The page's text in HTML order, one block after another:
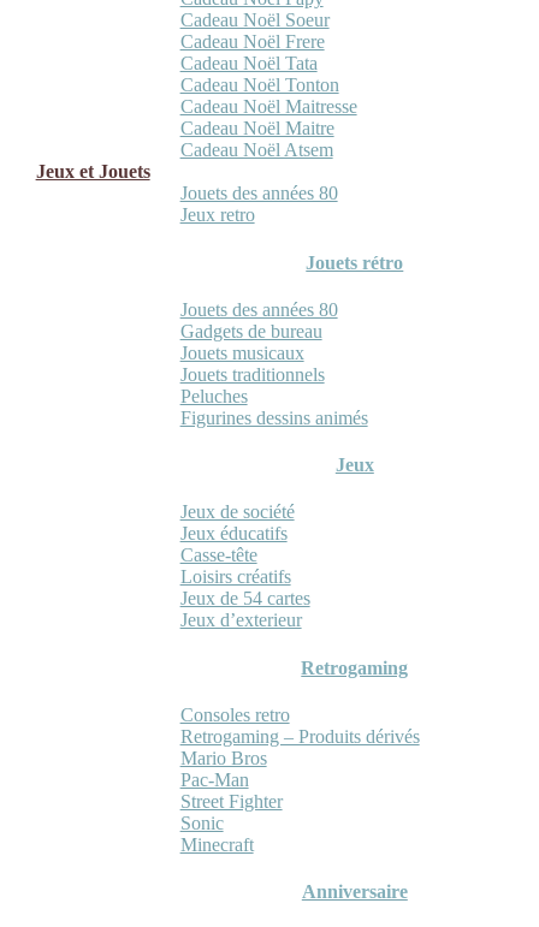
Cadeau Noël Soeur
Cadeau Noël Frere
Cadeau Noël Tata
Cadeau Noël Tonton
Cadeau Noël Maitresse
Cadeau Noël Maitre
Cadeau Noël Atsem
Jeux et Jouets
Jouets des années 80
Jeux retro
Jouets rétro
Jouets des années 80
Gadgets de bureau
Jouets musicaux
Jouets traditionnels
Peluches
Figurines dessins animés
Jeux
Jeux de société
Jeux éducatifs
Casse-tête
Loisirs créatifs
Jeux de 54 cartes
Jeux d’exterieur
Retrogaming
Consoles retro
Retrogaming – Produits dérivés
Mario Bros
Pac-Man
Street Fighter
Sonic
Minecraft
Anniversaire